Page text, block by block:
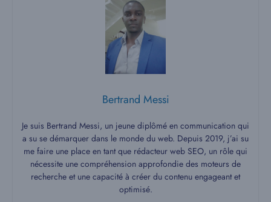
Bertrand Messi
Je suis Bertrand Messi, un jeune diplômé en communication qui
a su se démarquer dans le monde du web. Depuis 2019, j’ai su
me faire une place en tant que rédacteur web SEO, un rôle qui
nécessite une compréhension approfondie des moteurs de
recherche et une capacité à créer du contenu engageant et
optimisé.